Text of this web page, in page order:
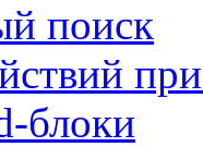
поиск
блоки